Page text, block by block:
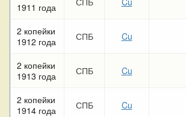
1911 года
2 копейки
1912 года
СПБ Cu
2 копейки
1913 года
СПБ Cu
2 копейки
1914 года
СПБ Cu